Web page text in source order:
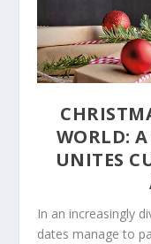
WORLD:
UNITES
In an increasingly
dates manage to